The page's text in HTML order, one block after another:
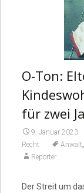
O-Ton:
für zwei
9. Januar 2023
Recht Anwalt,
Reporter
Der Streit um